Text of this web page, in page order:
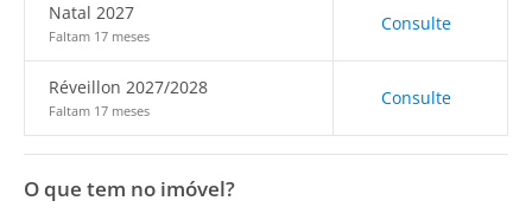
Natal 2027
Faltam 17 meses
Consulte
Réveillon 2027/2028
Faltam 17 meses
Consulte
O que tem no imóvel?